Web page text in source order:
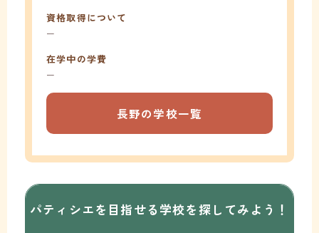
資格取得について
ー
在学中の学費
ー
長野の学校一覧
パティシエを目指せる学校を探してみよう！